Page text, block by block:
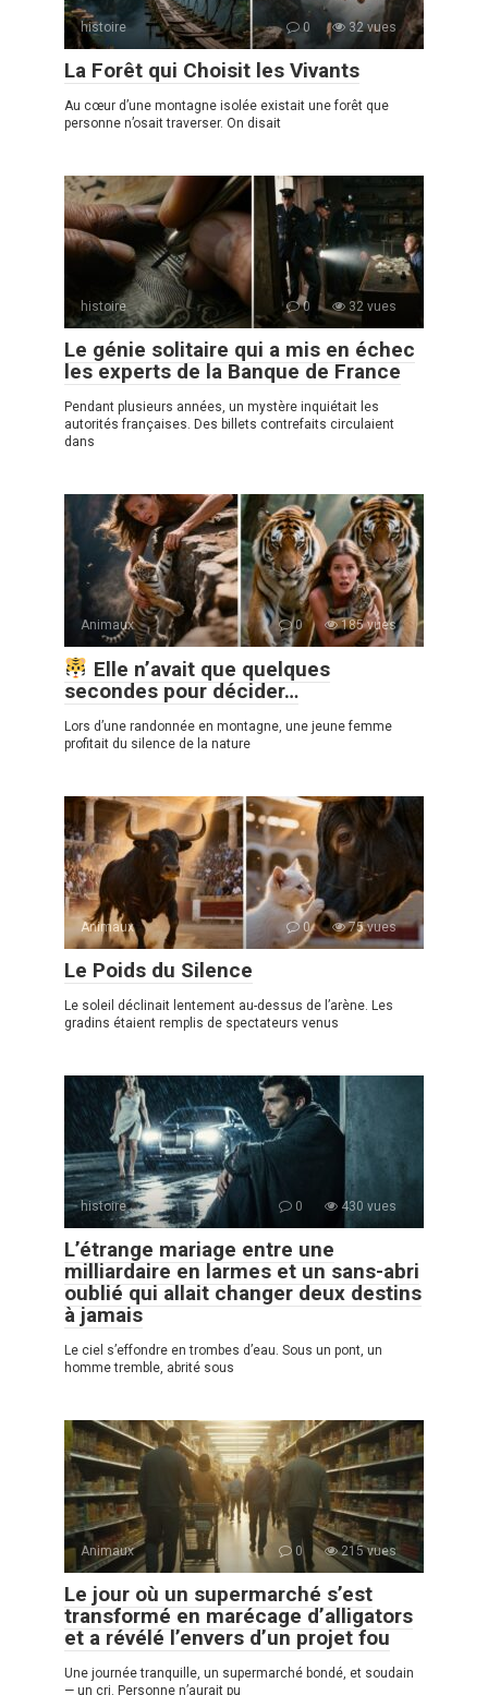
histoire 0 32 vues
La Forêt qui Choisit les Vivants
Au cœur d’une montagne isolée existait une forêt que
personne n’osait traverser. On disait
histoire 0 32 vues
Le génie solitaire qui a mis en échec
les experts de la Banque de France
Pendant plusieurs années, un mystère inquiétait les
autorités françaises. Des billets contrefaits circulaient
dans
Animaux 0 185 vues
Elle n’avait que quelques
secondes pour décider…
Lors d’une randonnée en montagne, une jeune femme
profitait du silence de la nature
Animaux 0 75 vues
Le Poids du Silence
Le soleil déclinait lentement au-dessus de l’arène. Les
gradins étaient remplis de spectateurs venus
histoire 0 430 vues
L’étrange mariage entre une
milliardaire en larmes et un sans-abri
oublié qui allait changer deux destins
à jamais
Le ciel s’effondre en trombes d’eau. Sous un pont, un
homme tremble, abrité sous
Animaux 0 215 vues
Le jour où un supermarché s’est
transformé en marécage d’alligators
et a révélé l’envers d’un projet fou
Une journée tranquille, un supermarché bondé, et soudain
— un cri. Personne n’aurait pu